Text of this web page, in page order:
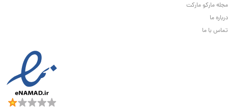
مجله مارکو مارکت
درباره ما
تماس با ما